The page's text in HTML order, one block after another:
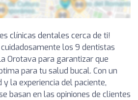
clínicas dentales cerca de ti!
los 9 dentistas
Orotava para garantizar que
para tu salud bucal. Con un
la experiencia del paciente,
basan en las opiniones de clientes